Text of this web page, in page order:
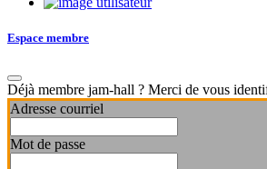
Espace membre
Déjà membre jam-hall ? Merci de vous
Adresse courriel
Mot de passe